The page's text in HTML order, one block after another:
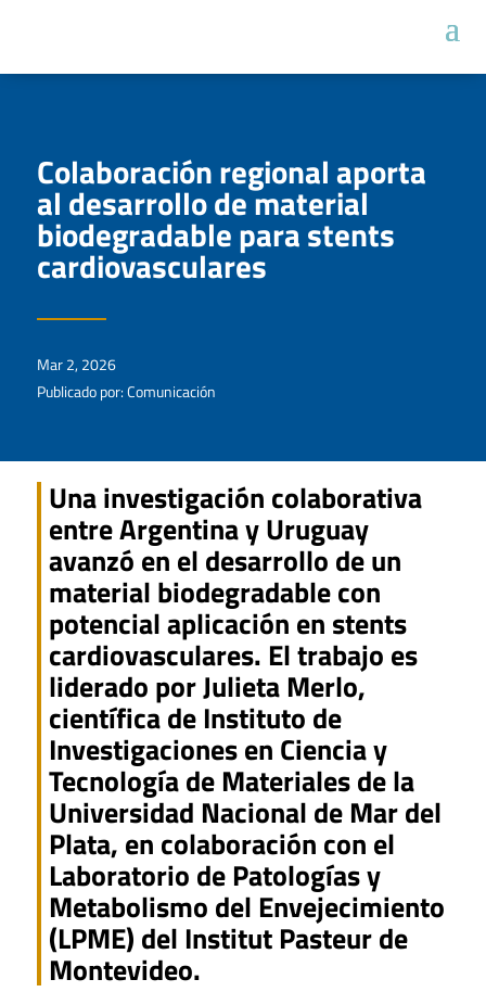
Colaboración regional aporta
al desarrollo de material
biodegradable para stents
cardiovasculares
Mar 2, 2026
Publicado por: Comunicación
Una investigación colaborativa
entre Argentina y Uruguay
avanzó en el desarrollo de un
material biodegradable con
potencial aplicación en stents
cardiovasculares. El trabajo es
liderado por Julieta Merlo,
científica de Instituto de
Investigaciones en Ciencia y
Tecnología de Materiales de la
Universidad Nacional de Mar del
Plata, en colaboración con el
Laboratorio de Patologías y
Metabolismo del Envejecimiento
(LPME) del Institut Pasteur de
Montevideo.